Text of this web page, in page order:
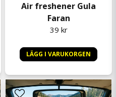
Air freshener Gula
Faran
39 kr
LÄGG I VARUKORGEN